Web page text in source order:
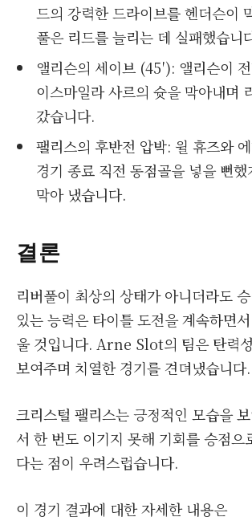
드의 강력한 드라이브를 헨더슨이
풀은 리드를 늘리는 데 실패했습니
앨리슨의 세이브 (45′): 앨리슨이
이스마일라 사르의 슛을 막아내며
갔습니다.
팰리스의 후반전 압박: 윌 휴즈와
경기 종료 직전 동점골을 넣을 뻔했
막아 냈습니다.
결론
리버풀이 최상의 상태가 아니더라도
있는 능력은 타이틀 도전을 계속하면
울 것입니다. Arne Slot의 팀은 탄력
보여주며 치열한 경기를 견뎌냈습니다.
크리스털 팰리스는 긍정적인 모습을
서 한 번도 이기지 못해 기회를 승점으
다는 점이 우려스럽습니다.
이 경기 결과에 대한 자세한 내용은